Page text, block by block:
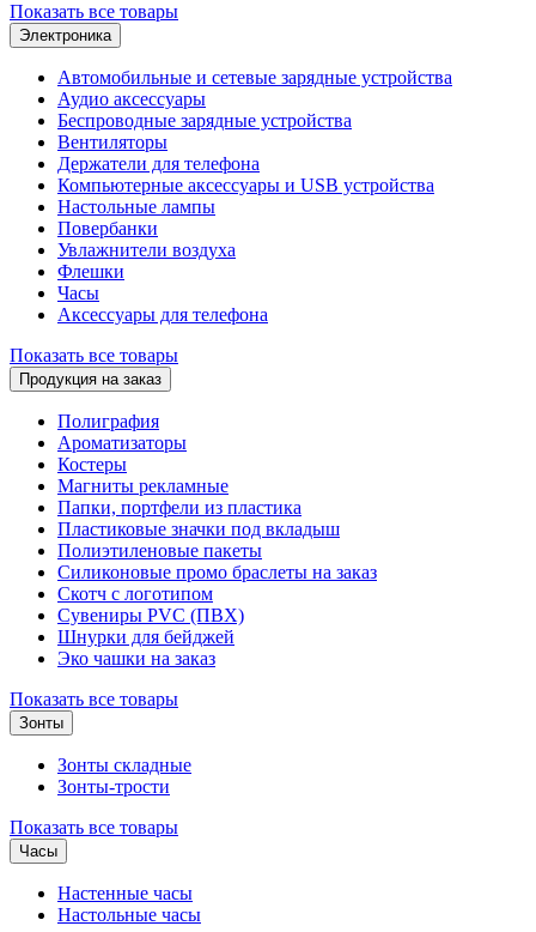
Показать все товары
Электроника
Автомобильные и сетевые зарядные устройства
Аудио аксессуары
Беспроводные зарядные устройства
Вентиляторы
Держатели для телефона
Компьютерные аксессуары и USB устройства
Настольные лампы
Повербанки
Увлажнители воздуха
Флешки
Часы
Аксессуары для телефона
Показать все товары
Продукция на заказ
Полиграфия
Ароматизаторы
Костеры
Магниты рекламные
Папки, портфели из пластика
Пластиковые значки под вкладыш
Полиэтиленовые пакеты
Силиконовые промо браслеты на заказ
Скотч с логотипом
Сувениры PVC (ПВХ)
Шнурки для бейджей
Эко чашки на заказ
Показать все товары
Зонты
Зонты складные
Зонты-трости
Показать все товары
Часы
Настенные часы
Настольные часы